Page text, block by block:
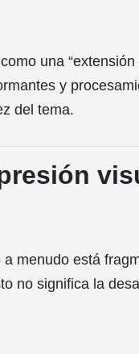
una “extensión
y
del tema.
menudo está
no significa la